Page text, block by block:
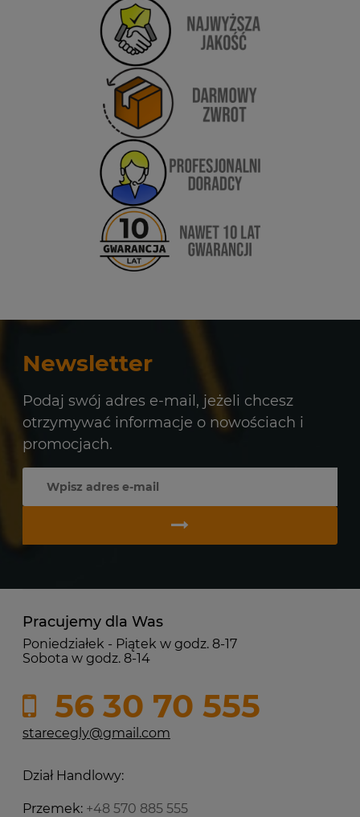
Newsletter
Podaj swój adres e-mail, jeżeli chcesz
otrzymywać informacje o nowościach i
promocjach.
Pracujemy dla Was
Poniedziałek - Piątek w godz. 8-17
Sobota w godz. 8-14
56 30 70 555
starecegly@gmail.com
Dział Handlowy:
Przemek: +48 570 885 555